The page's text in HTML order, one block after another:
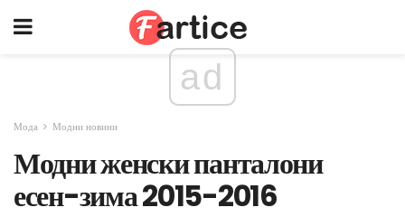
ad
Мода Модни новини
Модни женски панталони
есен-зима 2015-2016